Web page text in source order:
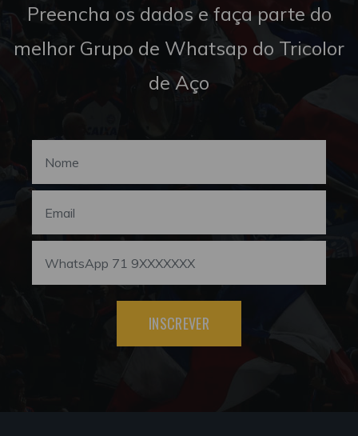
Preencha os dados e faça parte do
melhor Grupo de Whatsap do Tricolor
de Aço
INSCREVER